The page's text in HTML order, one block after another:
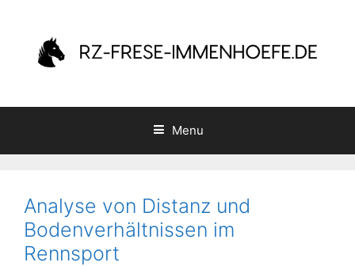
content
Menu
Analyse von Distanz und
Bodenverhältnissen im
Rennsport